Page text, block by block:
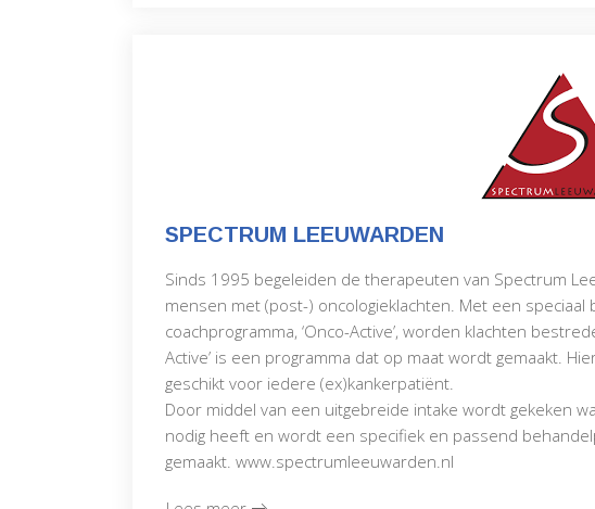
SPECTRUM LEEUWARDEN
Sinds 1995 begeleiden de therapeuten van Spectrum
mensen met (post-) oncologieklachten. Met een speciaal
coachprogramma, ‘Onco-Active’, worden klachten
Active’ is een programma dat op maat wordt gemaakt.
geschikt voor iedere (ex)kankerpatiënt.
Door middel van een uitgebreide intake wordt gekeken
nodig heeft en wordt een specifiek en passend
gemaakt. www.spectrumleeuwarden.nl